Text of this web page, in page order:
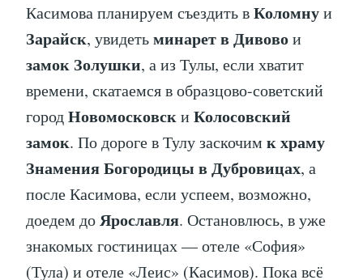
Касимова планируем съездить вКоломнуи
Зарайск, увидетьминарет в Дивовои
замок Золушки, а из Тулы, если хватит
времени, скатаемся в образцово-советский
городНовомосковски Колосовский
замок. По дороге в Тулу заскочим к храму
Знамения Богородицы в Дубровицах, а
после Касимова, если успеем, возможно,
доедем доЯрославля. Остановлюсь, в уже
знакомых гостиницах — отеле «София»
(Тула) и отеле «Леис» (Касимов). Пока всё